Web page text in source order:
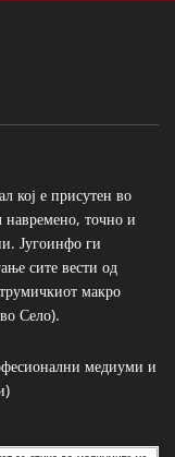
кој е присутен во
точно и
Југоинфо ги
сите вести од
макро
Село).
медиуми и